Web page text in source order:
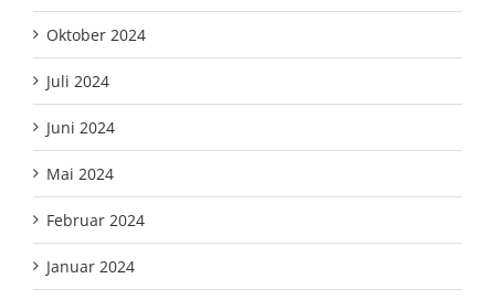
Oktober 2024
Juli 2024
Juni 2024
Mai 2024
Februar 2024
Januar 2024